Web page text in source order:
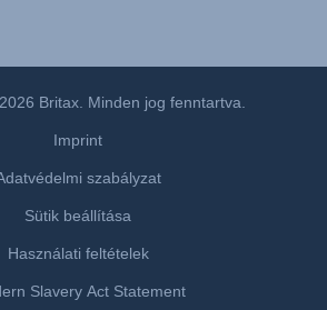
Britax. Minden jog fenntartva.
Imprint
szabályzat
Sütik beállítása
Használati feltételek
Slavery Act Statement